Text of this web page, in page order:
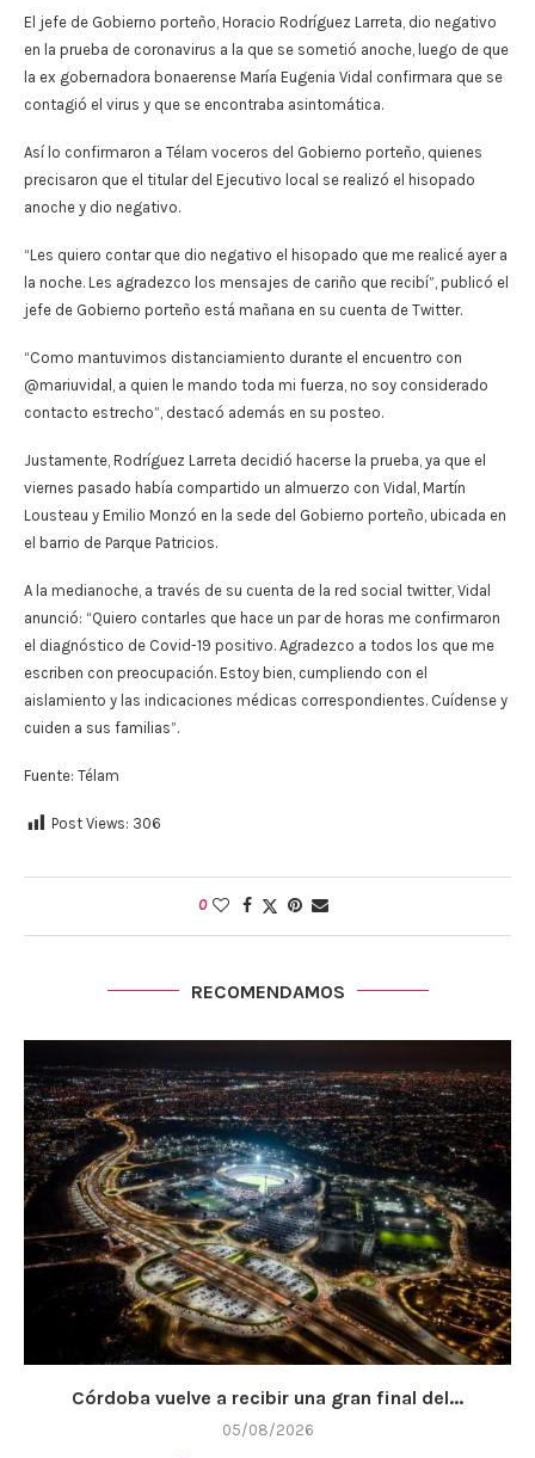
El jefe de Gobierno porteño, Horacio Rodríguez Larreta, dio negativo
en la prueba de coronavirus a la que se sometió anoche, luego de que
la ex gobernadora bonaerense María Eugenia Vidal confirmara que se
contagió el virus y que se encontraba asintomática.
Así lo confirmaron a Télam voceros del Gobierno porteño, quienes
precisaron que el titular del Ejecutivo local se realizó el hisopado
anoche y dio negativo.
“Les quiero contar que dio negativo el hisopado que me realicé ayer a
la noche. Les agradezco los mensajes de cariño que recibí”, publicó el
jefe de Gobierno porteño está mañana en su cuenta de Twitter.
“Como mantuvimos distanciamiento durante el encuentro con
@mariuvidal, a quien le mando toda mi fuerza, no soy considerado
contacto estrecho”, destacó además en su posteo.
Justamente, Rodríguez Larreta decidió hacerse la prueba, ya que el
viernes pasado había compartido un almuerzo con Vidal, Martín
Lousteau y Emilio Monzó en la sede del Gobierno porteño, ubicada en
el barrio de Parque Patricios.
A la medianoche, a través de su cuenta de la red social twitter, Vidal
anunció: “Quiero contarles que hace un par de horas me confirmaron
el diagnóstico de Covid-19 positivo. Agradezco a todos los que me
escriben con preocupación. Estoy bien, cumpliendo con el
aislamiento y las indicaciones médicas correspondientes. Cuídense y
cuiden a sus familias”.
Fuente: Télam
Post Views: 306
0
RECOMENDAMOS
Córdoba vuelve a recibir una gran final del...
05/08/2026